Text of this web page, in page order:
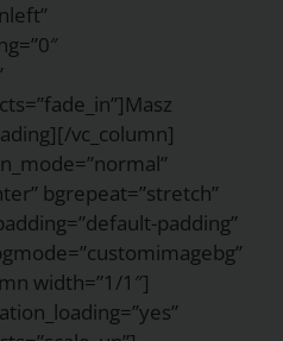
vc_column]
bgrepeat=”stretch”
padding”
width=”1/1″]